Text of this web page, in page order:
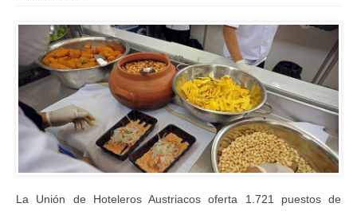
La Unión de Hoteleros Austriacos oferta 1.721 puestos de